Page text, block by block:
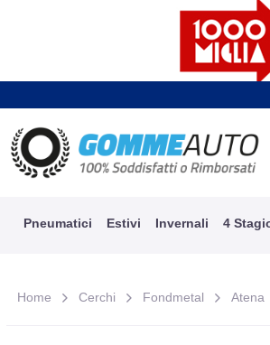
Pneumatici Estivi Invernali 4
Home Cerchi Fondmetal Atena